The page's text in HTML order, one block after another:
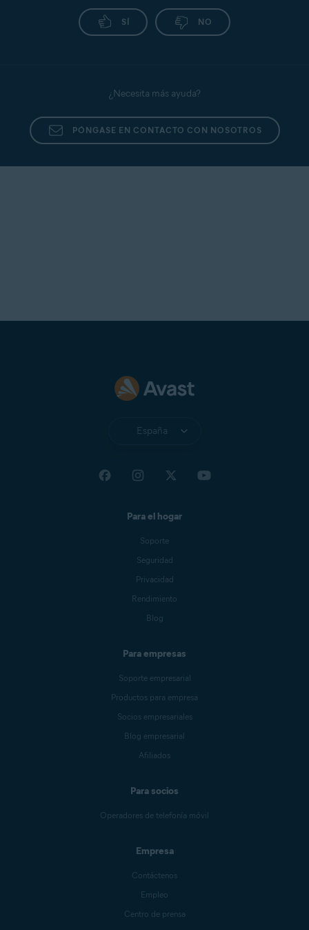
SÍ NO
¿Necesita más ayuda?
PÓNGASE EN CONTACTO CON NOSOTROS
España
Para el hogar
Soporte
Seguridad
Privacidad
Rendimiento
Blog
Para empresas
Soporte empresarial
Productos para empresa
Socios empresariales
Blog empresarial
Afiliados
Para socios
Operadores de telefonía móvil
Empresa
Contáctenos
Empleo
Centro de prensa